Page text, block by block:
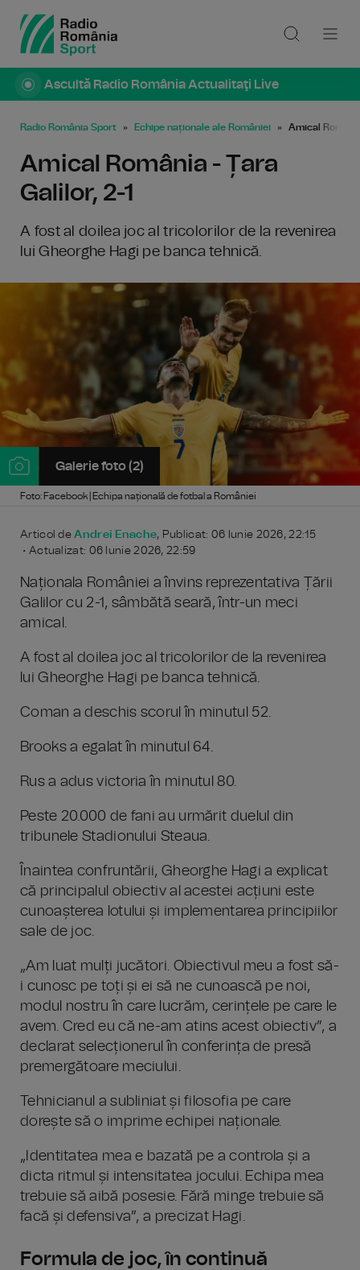
Ascultă Radio România Actualitaţi Live
Radio România Sport Echipe naționale ale României Amical
Amical România - Țara
Galilor, 2-1
A fost al doilea joc al tricolorilor de la revenirea
lui Gheorghe Hagi pe banca tehnică.
Galerie foto (2)
Foto: Facebook | Echipa națională de fotbal a României
Articol deAndrei Enache, Publicat: 06 Iunie 2026, 22:15
• Actualizat: 06 Iunie 2026, 22:59
Naționala României a învins reprezentativa Țării
Galilor cu 2-1, sâmbătă seară, într-un meci
amical.
A fost al doilea joc al tricolorilor de la revenirea
lui Gheorghe Hagi pe banca tehnică.
Coman a deschis scorul în minutul 52.
Brooks a egalat în minutul 64.
Rus a adus victoria în minutul 80.
Peste 20.000 de fani au urmărit duelul din
tribunele Stadionului Steaua.
Înaintea confruntării, Gheorghe Hagi a explicat
că principalul obiectiv al acestei acțiuni este
cunoașterea lotului și implementarea principiilor
sale de joc.
„Am luat mulți jucători. Obiectivul meu a fost să-
i cunosc pe toți și ei să ne cunoască pe noi,
modul nostru în care lucrăm, cerințele pe care le
avem. Cred eu că ne-am atins acest obiectiv”, a
declarat selecționerul în conferința de presă
premergătoare meciului.
Tehnicianul a subliniat și filosofia pe care
dorește să o imprime echipei naționale.
„Identitatea mea e bazată pe a controla și a
dicta ritmul și intensitatea jocului. Echipa mea
trebuie să aibă posesie. Fără minge trebuie să
facă și defensiva”, a precizat Hagi.
Formula de joc, în continuă